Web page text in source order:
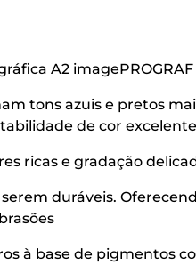
A2
tons azuis e pretos
de cor
ricas e gradação
duráveis.
à base de pigmentos